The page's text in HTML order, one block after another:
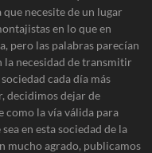
necesite de un lugar
en lo que en
pero las palabras parecían
la necesidad de transmitir
cada día más
decidimos dejar de
como la vía válida para
en esta sociedad de la
mucho agrado, publicamos